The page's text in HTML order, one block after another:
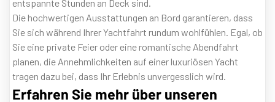
entspannte Stunden an Deck sind.
Die hochwertigen Ausstattungen an Bord garantieren, dass
Sie sich während Ihrer Yachtfahrt rundum wohlfühlen. Egal, ob
Sie eine private Feier oder eine romantische Abendfahrt
planen, die Annehmlichkeiten auf einer luxuriösen Yacht
tragen dazu bei, dass Ihr Erlebnis unvergesslich wird.
Erfahren Sie mehr über unseren